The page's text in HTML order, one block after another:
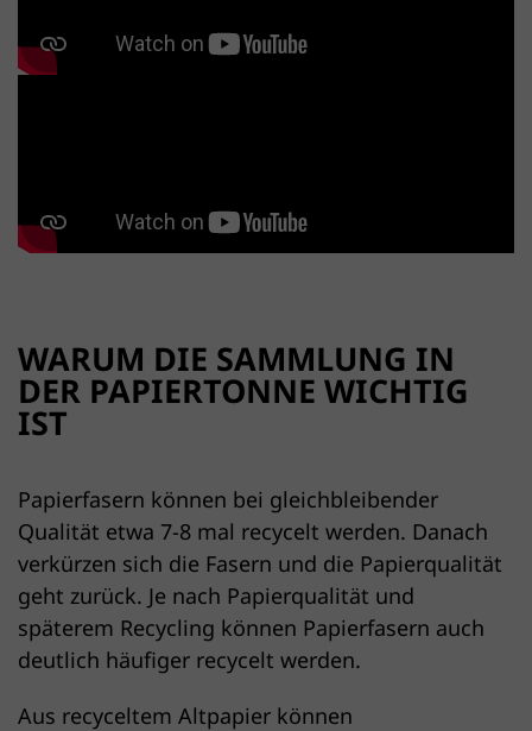
WARUM DIE SAMMLUNG IN
DER PAPIERTONNE WICHTIG
IST
Papierfasern können bei gleichbleibender
Qualität etwa 7-8 mal recycelt werden. Danach
verkürzen sich die Fasern und die Papierqualität
geht zurück. Je nach Papierqualität und
späterem Recycling können Papierfasern auch
deutlich häufiger recycelt werden.
Aus recyceltem Altpapier können